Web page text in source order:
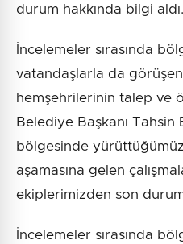
durum hakkında bilgi aldı.
İncelemeler sırasında
vatandaşlarla da
hemşehrilerinin talep ve
Belediye Başkanı Tahsin
bölgesinde
aşamasına gelen
ekiplerimizden son
İncelemeler sırasında